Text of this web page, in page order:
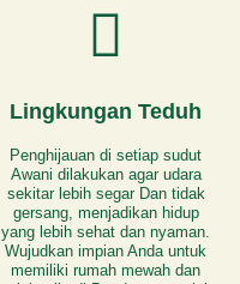
Lingkungan Teduh
Penghijauan di setiap sudut
Awani dilakukan agar udara
sekitar lebih segar Dan tidak
gersang, menjadikan hidup
yang lebih sehat dan nyaman.
Wujudkan impian Anda untuk
memiliki rumah mewah dan